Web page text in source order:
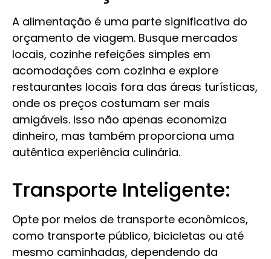
A alimentação é uma parte significativa do
orçamento de viagem. Busque mercados
locais, cozinhe refeições simples em
acomodações com cozinha e explore
restaurantes locais fora das áreas turísticas,
onde os preços costumam ser mais
amigáveis. Isso não apenas economiza
dinheiro, mas também proporciona uma
autêntica experiência culinária.
Transporte Inteligente:
Opte por meios de transporte econômicos,
como transporte público, bicicletas ou até
mesmo caminhadas, dependendo da